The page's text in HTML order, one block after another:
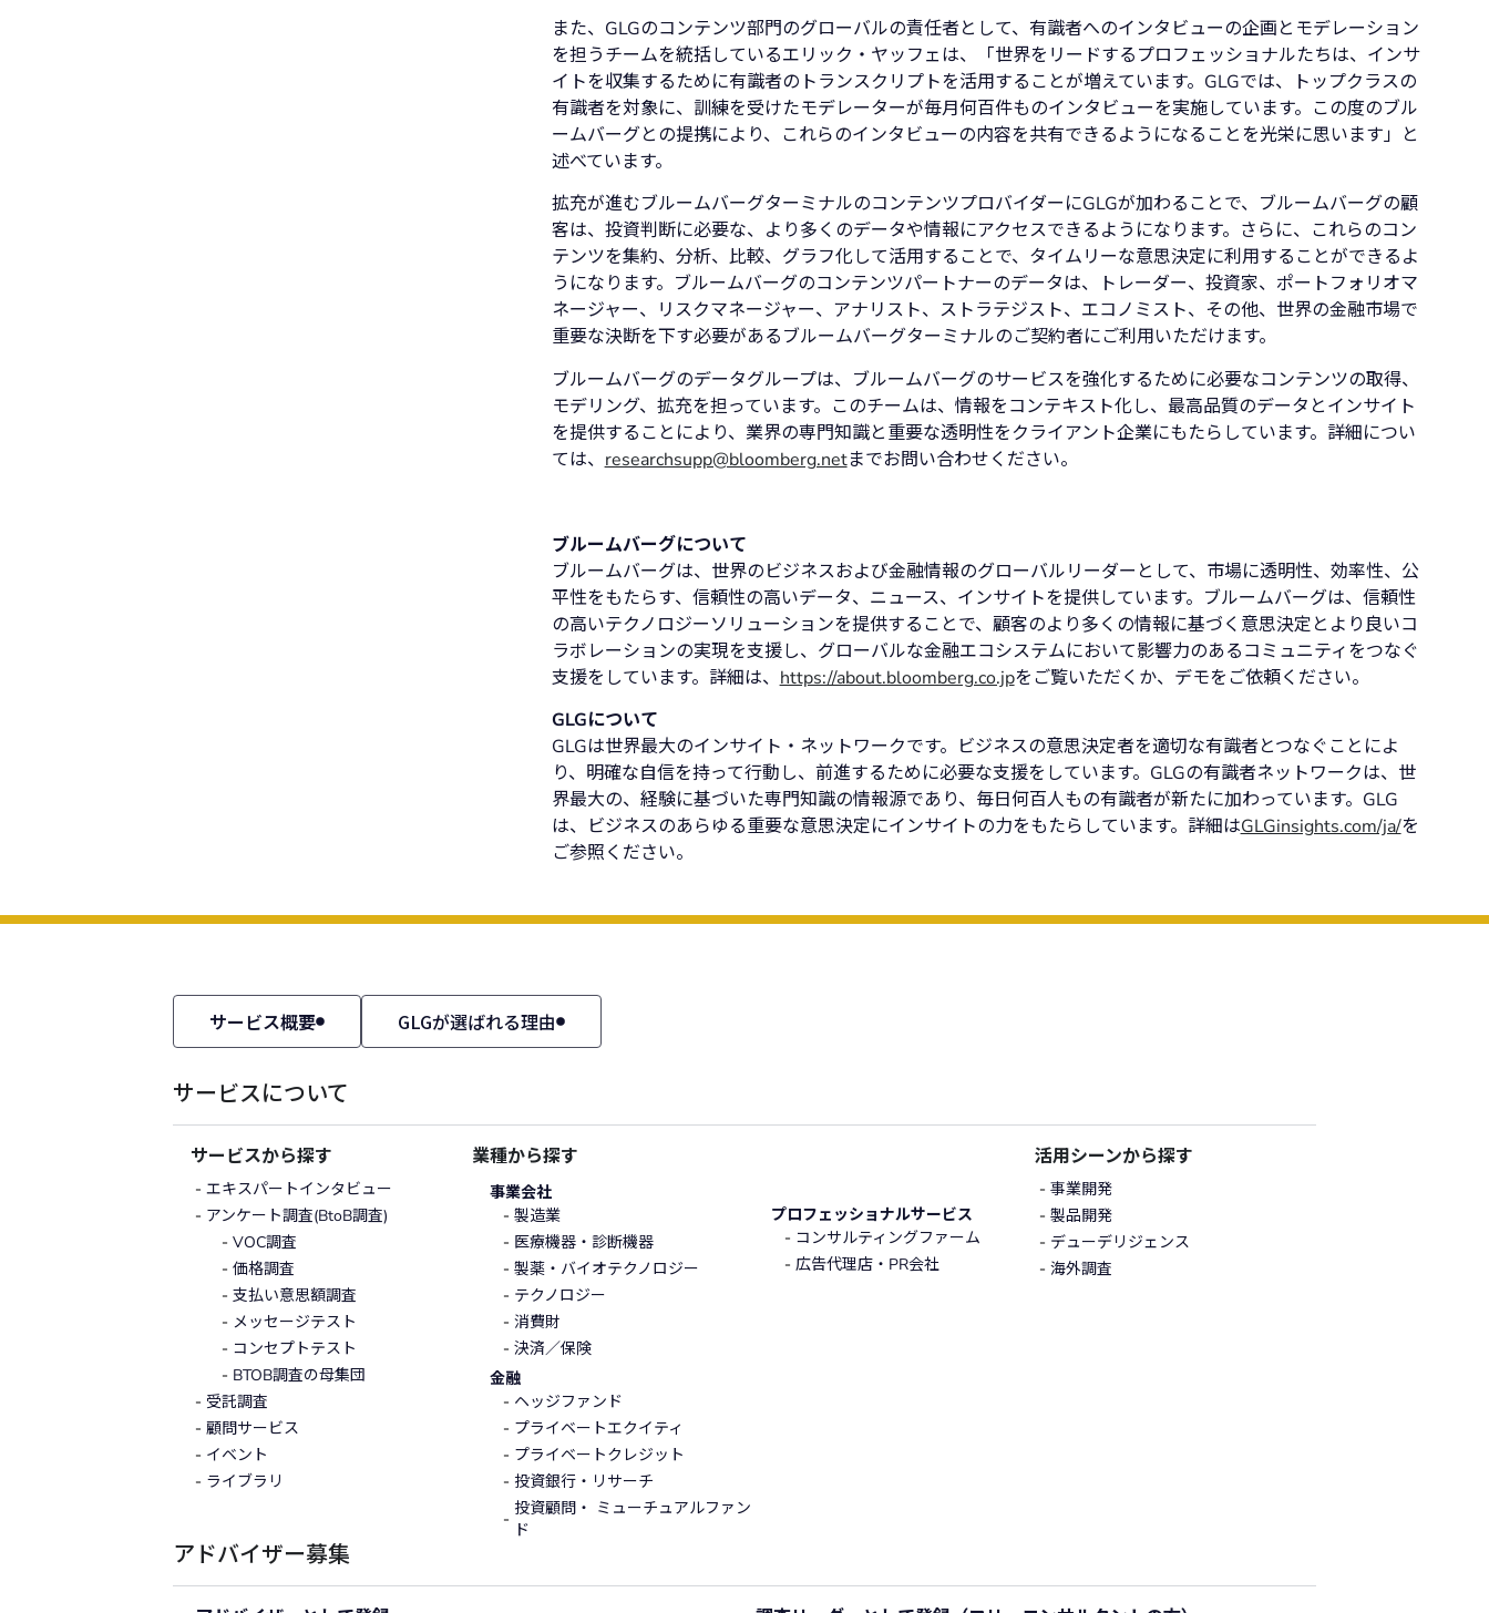
また、GLGのコンテンツ部門のグローバルの責任者として、有識者へのインタビューの企画とモデレーション
を担うチームを統括しているエリック・ヤッフェは、「世界をリードするプロフェッショナルたちは、インサ
イトを収集するために有識者のトランスクリプトを活用することが増えています。GLGでは、トップクラスの
有識者を対象に、訓練を受けたモデレーターが毎月何百件ものインタビューを実施しています。この度のブル
ームバーグとの提携により、これらのインタビューの内容を共有できるようになることを光栄に思います」と
述べています。
拡充が進むブルームバーグターミナルのコンテンツプロバイダーにGLGが加わることで、ブルームバーグの顧
客は、投資判断に必要な、より多くのデータや情報にアクセスできるようになります。さらに、これらのコン
テンツを集約、分析、比較、グラフ化して活用することで、タイムリーな意思決定に利用することができるよ
うになります。ブルームバーグのコンテンツパートナーのデータは、トレーダー、投資家、ポートフォリオマ
ネージャー、リスクマネージャー、アナリスト、ストラテジスト、エコノミスト、その他、世界の金融市場で
重要な決断を下す必要があるブルームバーグターミナルのご契約者にご利用いただけます。
ブルームバーグのデータグループは、ブルームバーグのサービスを強化するために必要なコンテンツの取得、
モデリング、拡充を担っています。このチームは、情報をコンテキスト化し、最高品質のデータとインサイト
を提供することにより、業界の専門知識と重要な透明性をクライアント企業にもたらしています。詳細につい
ては、 researchsupp@bloomberg.netまでお問い合わせください。
ブルームバーグについて
ブルームバーグは、世界のビジネスおよび金融情報のグローバルリーダーとして、市場に透明性、効率性、公
平性をもたらす、信頼性の高いデータ、ニュース、インサイトを提供しています。ブルームバーグは、信頼性
の高いテクノロジーソリューションを提供することで、顧客のより多くの情報に基づく意思決定とより良いコ
ラボレーションの実現を支援し、グローバルな金融エコシステムにおいて影響力のあるコミュニティをつなぐ
支援をしています。詳細は、 https://about.bloomberg.co.jpをご覧いただくか、デモをご依頼ください。
GLGについて
GLGは世界最大のインサイト・ネットワークです。ビジネスの意思決定者を適切な有識者とつなぐことによ
り、明確な自信を持って行動し、前進するために必要な支援をしています。GLGの有識者ネットワークは、世
界最大の、経験に基づいた専門知識の情報源であり、毎日何百人もの有識者が新たに加わっています。GLG
は、ビジネスのあらゆる重要な意思決定にインサイトの力をもたらしています。詳細はGLGinsights.com/ja/を
ご参照ください。
サービス概要 GLGが選ばれる理由
サービスについて
サービスから探す
エキスパートインタビュー
アンケート調査(BtoB調査)
VOC調査
価格調査
支払い意思額調査
メッセージテスト
コンセプトテスト
BTOB調査の母集団
受託調査
顧問サービス
イベント
ライブラリ
業種から探す
事業会社
製造業
医療機器・診断機器
製薬・バイオテクノロジー
テクノロジー
消費財
決済／保険
金融
ヘッジファンド
プライベートエクイティ
プライベートクレジット
投資銀行・リサーチ
投資顧問・ ミューチュアルファン
ド
プロフェッショナルサービス
コンサルティングファーム
広告代理店・PR会社
活用シーンから探す
事業開発
製品開発
デューデリジェンス
海外調査
アドバイザー募集